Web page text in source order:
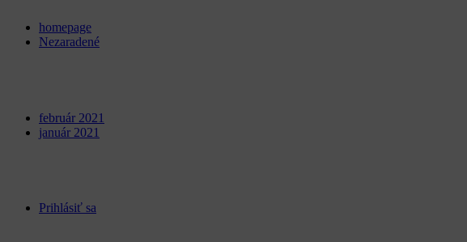
homepage
Nezaradené
február 2021
január 2021
Prihlásiť sa